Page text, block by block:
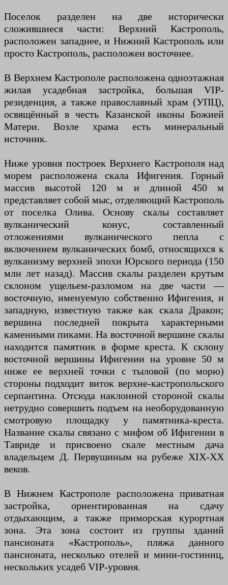
Поселок разделен на две исторически
сложившиеся части: Верхний Кастрополь,
расположен западнее, и Нижний Кастрополь или
просто Кастрополь, расположен восточнее.
В Верхнем Кастрополе расположена одноэтажная
жилая усадебная застройка, большая VIP-
резиденция, а также православный храм (УПЦ),
освящённый в честь Казанской иконы Божией
Матери. Возле храма есть минеральный
источник.
Ниже уровня построек Верхнего Кастрополя над
морем расположена скала Ифигения. Горный
массив высотой 120 м и длиной 450 м
представляет собой мыс, отделяющий Кастрополь
от поселка Олива. Основу скалы составляет
вулканический конус, составленный
отложениями вулканического пепла с
включением вулканических бомб, относящихся к
вулканизму верхней эпохи Юрского периода (150
млн лет назад). Массив скалы разделен крутым
склоном ущельем-разломом на две части —
восточную, именуемую собственно Ифигения, и
западную, известную также как скала Дракон;
вершина последней покрыта характерными
каменными пиками. На восточной вершине скалы
находится памятник в форме креста. К склону
восточной вершины Ифигении на уровне 50 м
ниже ее верхней точки с тыловой (по морю)
стороны подходит виток верхне-кастропольского
серпантина. Отсюда наклонной стороной скалы
нетрудно совершить подъем на необорудованную
смотровую площадку у памятника-креста.
Название скалы связано с мифом об Ифигении в
Тавриде и присвоено скале местным дача
владельцем Д. Первушиным на рубеже XIX-ХХ
веков.
В Нижнем Кастрополе расположена приватная
застройка, ориентированная на сдачу
отдыхающим, а также приморская курортная
зона. Эта зона состоит из группы зданий
пансионата «Кастрополь», пляжа данного
пансионата, несколько отелей и мини-гостиниц,
нескольких усадеб VIP-уровня.